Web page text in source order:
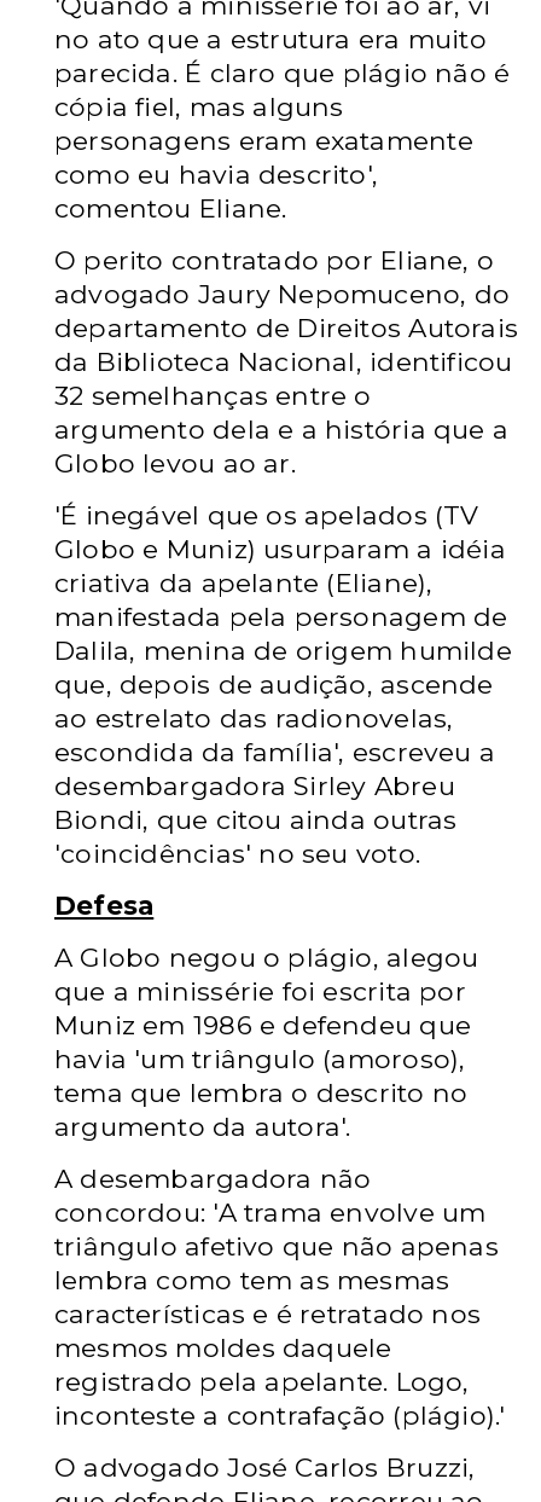
no ato que a estrutura era muito
parecida. É claro que plágio não é
cópia fiel, mas alguns
personagens eram exatamente
como eu havia descrito',
comentou Eliane.
O perito contratado por Eliane, o
advogado Jaury Nepomuceno, do
departamento de Direitos Autorais
da Biblioteca Nacional, identificou
32 semelhanças entre o
argumento dela e a história que a
Globo levou ao ar.
'É inegável que os apelados (TV
Globo e Muniz) usurparam a idéia
criativa da apelante (Eliane),
manifestada pela personagem de
Dalila, menina de origem humilde
que, depois de audição, ascende
ao estrelato das radionovelas,
escondida da família', escreveu a
desembargadora Sirley Abreu
Biondi, que citou ainda outras
'coincidências' no seu voto.
Defesa
A Globo negou o plágio, alegou
que a minissérie foi escrita por
Muniz em 1986 e defendeu que
havia 'um triângulo (amoroso),
tema que lembra o descrito no
argumento da autora'.
A desembargadora não
concordou: 'A trama envolve um
triângulo afetivo que não apenas
lembra como tem as mesmas
características e é retratado nos
mesmos moldes daquele
registrado pela apelante. Logo,
inconteste a contrafação (plágio).'
O advogado José Carlos Bruzzi,